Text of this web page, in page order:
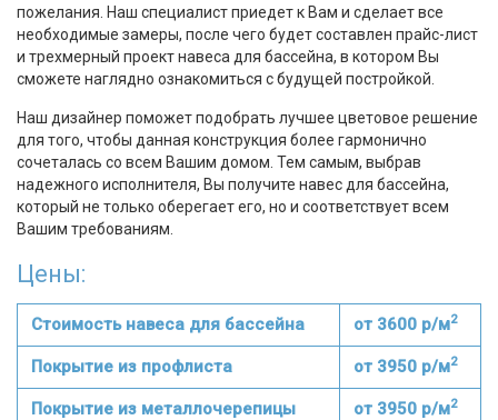
пожелания. Наш специалист приедет к Вам и сделает все
необходимые замеры, после чего будет составлен прайс-лист
и трехмерный проект навеса для бассейна, в котором Вы
сможете наглядно ознакомиться с будущей постройкой.
Наш дизайнер поможет подобрать лучшее цветовое решение
для того, чтобы данная конструкция более гармонично
сочеталась со всем Вашим домом. Тем самым, выбрав
надежного исполнителя, Вы получите навес для бассейна,
который не только оберегает его, но и соответствует всем
Вашим требованиям.
Цены:
Стоимость навеса для бассейна от 3600 р/м2
Покрытие из профлиста от 3950 р/м2
Покрытие из металлочерепицы от 3950 р/м2